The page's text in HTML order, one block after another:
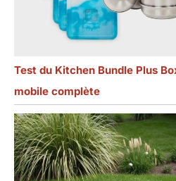
Test du Kitchen Bundle Plus
mobile complète